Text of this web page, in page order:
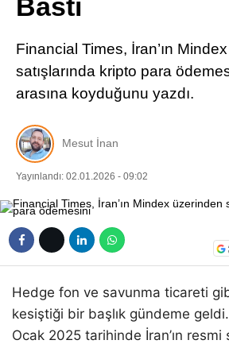
Bastı
Financial Times, İran’ın
satışlarında kripto para
arasına koyduğunu yazdı.
Mesut İnan
Yayınlandı: 02.01.2026 - 09:02
Hedge fon ve savunma ticareti
kesiştiği bir başlık gündeme geldi.
Ocak 2025 tarihinde İran’ın